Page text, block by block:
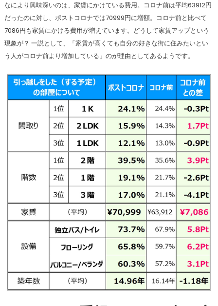
なにより興味深いのは、家賃にかけている費用。コロナ前は平均63912円
だったのに対し、ポストコロナでは70999円に増額。コロナ前と比べて
7086円も家賃にかける費用が増えています。どうして家賃アップという
現象が？ 一説として、「家賃が高くても自分の好きな街に住みたいとい
う人がコロナ前より増加している」のが理由としてあるようです。